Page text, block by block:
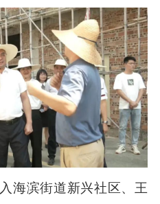
滨街道新兴社区、王